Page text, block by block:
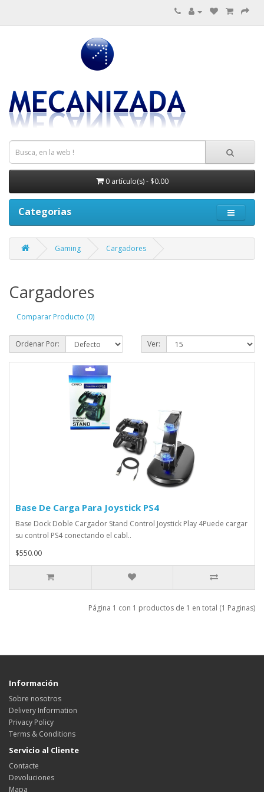
0 artículo(s) - $0.00
Categorias
Gaming Cargadores
Cargadores
Comparar Producto (0)
Ordenar Por: Ver:
Base De Carga Para Joystick PS4
Base Dock Doble Cargador Stand Control Joystick Play 4Puede cargar
su control PS4 conectando el cabl..
$550.00
Página 1 con 1 productos de 1 en total (1 Paginas)
Información
Sobre nosotros
Delivery Information
Privacy Policy
Terms & Conditions
Servicio al Cliente
Contacte
Devoluciones
Mapa